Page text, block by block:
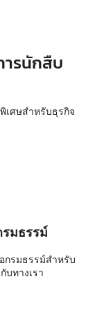
ารนักสืบ
เศษสำหรับธุรกิจ
รมธรรม์
กรมธรรม์สำหรับ
บทางเรา